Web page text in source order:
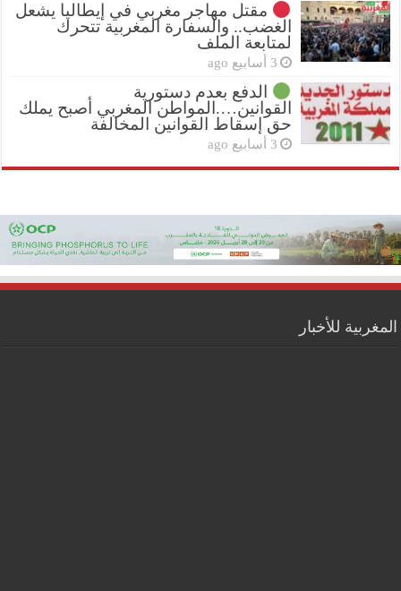
مقتل مهاجر مغربي في إيطاليا يشعل
الغضب.. والسفارة المغربية تتحرك
لمتابعة الملف
3 أسابيع ago
الدفع بعدم دستورية
القوانين….المواطن المغربي أصبح يملك
حق إسقاط القوانين المخالفة
3 أسابيع ago
المغربية للأخبار